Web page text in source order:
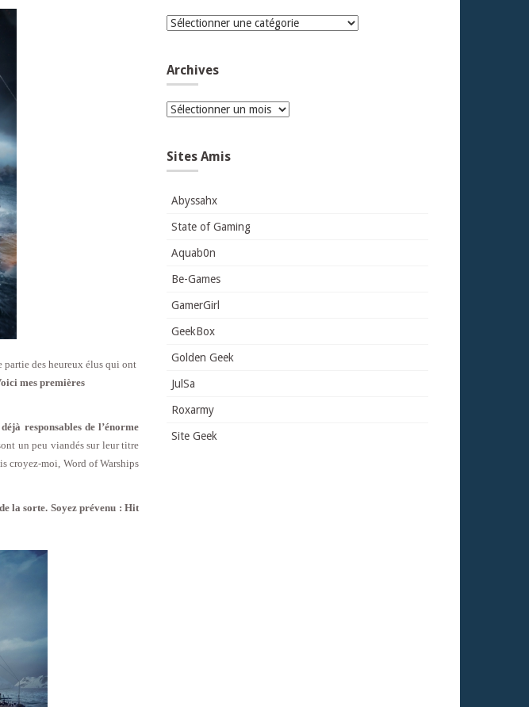
partie des heureux élus qui ont
mes premières
responsables de l’énorme
un peu viandés sur leur titre
croyez-moi, Word of Warships
la sorte. Soyez prévenu : Hit
Catégories
Archives
Archives
Sites Amis
Abyssahx
State of Gaming
Aquab0n
Be-Games
GamerGirl
GeekBox
Golden Geek
JulSa
Roxarmy
Site Geek